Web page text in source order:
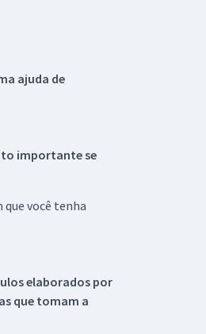
ajuda de
importante se
você tenha
elaborados por
que tomam a